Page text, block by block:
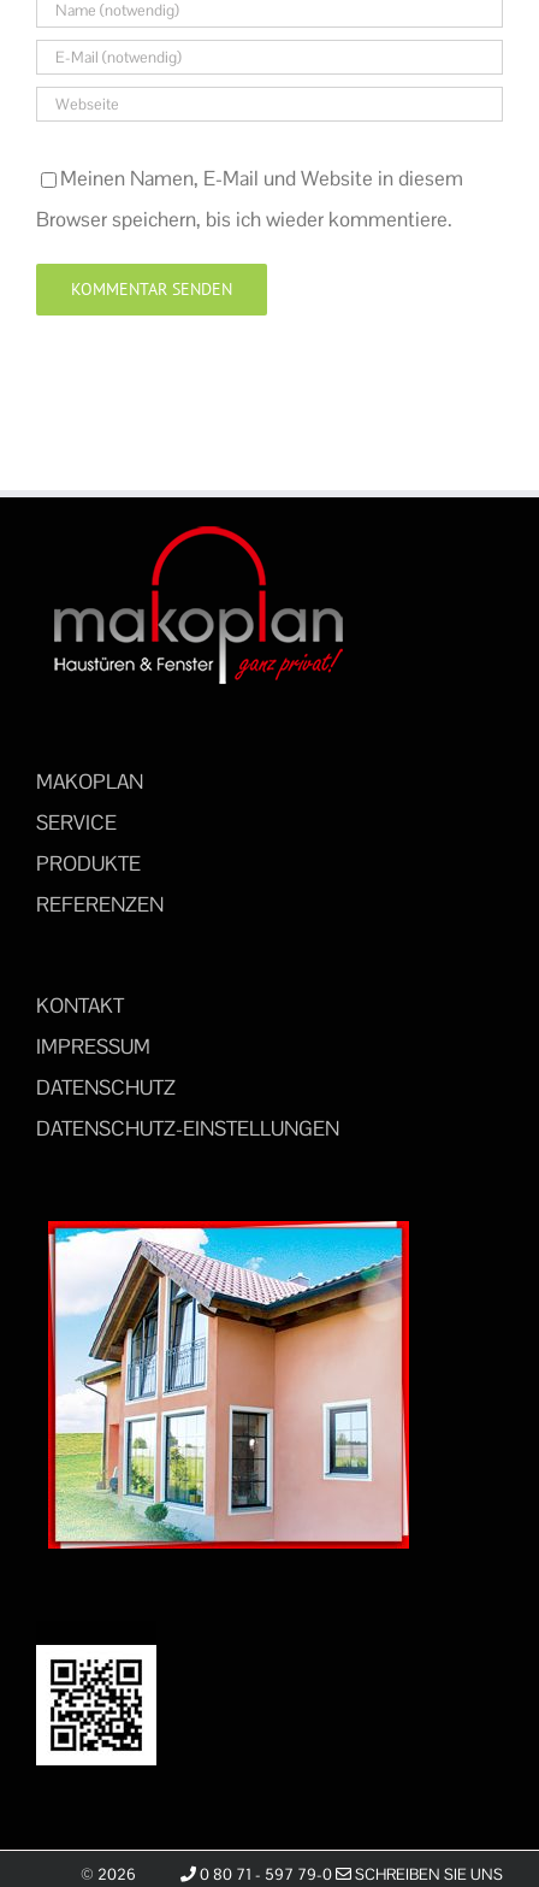
Meinen Namen, E-Mail und Website in diesem
Browser speichern, bis ich wieder kommentiere.
MAKOPLAN
SERVICE
PRODUKTE
REFERENZEN
KONTAKT
IMPRESSUM
DATENSCHUTZ
DATENSCHUTZ-EINSTELLUNGEN
© 2026 0 80 71 - 597 79-0 SCHREIBEN SIE UNS